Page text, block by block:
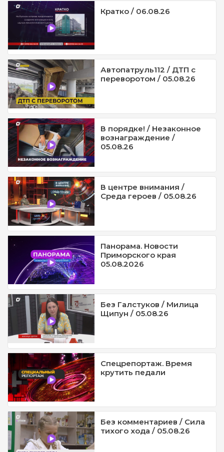
Кратко / 06.08.26
Автопатруль112 / ДТП с
переворотом / 05.08.26
В порядке! / Незаконное
вознаграждение /
05.08.26
В центре внимания /
Среда героев / 05.08.26
Панорама. Новости
Приморского края
05.08.2026
Без Галстуков / Милица
Щипун / 05.08.26
Спецрепортаж. Время
крутить педали
Без комментариев / Сила
тихого хода / 05.08.26